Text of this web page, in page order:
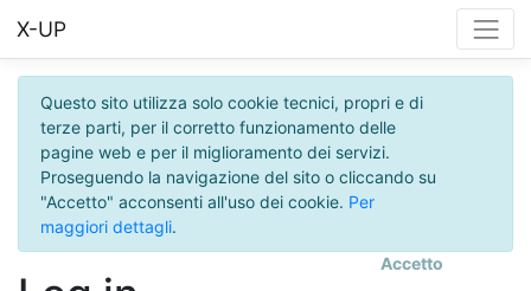
X-UP
Questo sito utilizza solo cookie tecnici, propri e di
terze parti, per il corretto funzionamento delle
pagine web e per il miglioramento dei servizi.
Proseguendo la navigazione del sito o cliccando su
"Accetto" acconsenti all'uso dei cookie. Per
maggiori dettagli.
Accetto